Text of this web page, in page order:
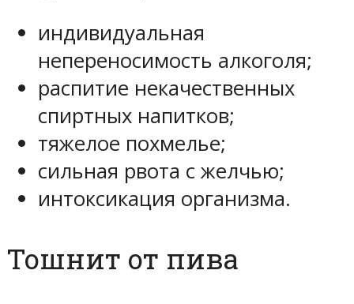
индивидуальная
непереносимость алкоголя;
распитие некачественных
спиртных напитков;
тяжелое похмелье;
сильная рвота с желчью;
интоксикация организма.
Тошнит от пива